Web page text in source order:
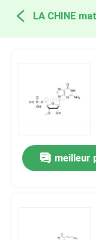
LA CHINE
meilleur